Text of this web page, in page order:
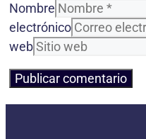
Nombre
electrónico
web